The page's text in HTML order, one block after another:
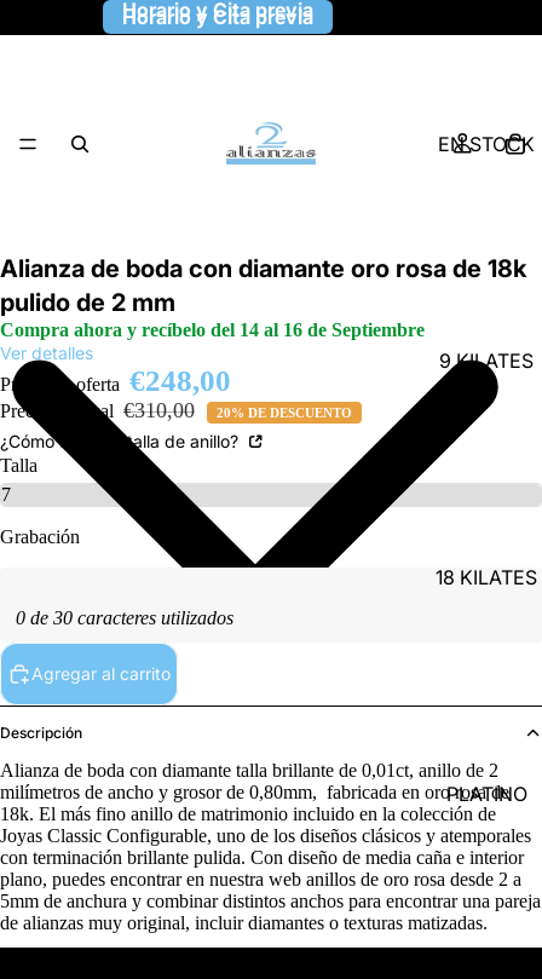
Horario y Cita previa
Horario y Cita previa
EN STOCK
9 KILATES
18 KILATES
PLATINO
Alianza de boda con diamante oro rosa de 18k
pulido de 2 mm
Compra ahora y recíbelo del 14 al 16 de Septiembre
Ver detalles
Precio de oferta €248,00
Precio habitual €310,00 20% DE DESCUENTO
¿Cómo saber la talla de anillo?
Talla
Grabación
0 de 30 caracteres utilizados
Agregar al carrito
Descripción
Alianza de boda con diamante talla brillante de 0,01ct, anillo de 2
milímetros de ancho y grosor de 0,80mm, fabricada en oro rosa de
18k. El más fino anillo de matrimonio incluido en la colección de
Joyas Classic Configurable, uno de los diseños clásicos y atemporales
con terminación brillante pulida. Con diseño de media caña e interior
plano, puedes encontrar en nuestra web anillos de oro rosa desde 2 a
5mm de anchura y combinar distintos anchos para encontrar una pareja
de alianzas muy original, incluir diamantes o texturas matizadas.